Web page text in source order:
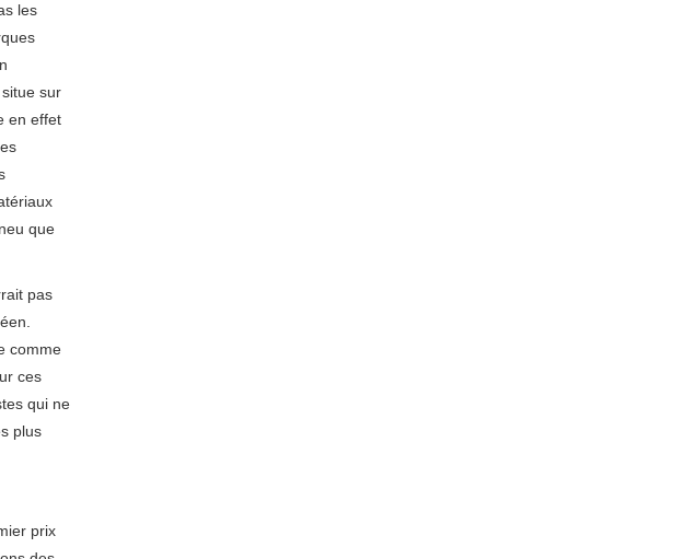
les
sur
en effet
que
pas
comme
ces
qui ne
plus
prix